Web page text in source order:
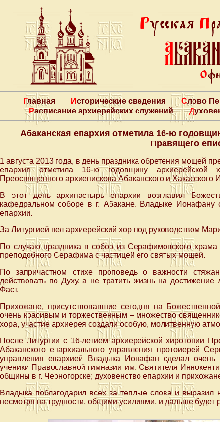
Главная Исторические сведения
Слово
Расписание архиерейских служений
Абаканская епархия отметила 16-ю
Правящего
1 августа 2013 года, в день праздника обретения мощей
епархия отметила 16-ю годовщину архиерейской
Преосвященного архиепископа Абаканского и Хакасского
В этот день архипастырь епархии возглавил
кафедральном соборе в г. Абакане. Владыке Ионафану
епархии.
За Литургией пел архиерейский хор под руководством
По случаю праздника в собор из Серафимовского
преподобного Серафима с частицей его святых мощей.
По запричастном стихе проповедь о важности
действовать по Духу, а не тратить жизнь на
Фаст.
Прихожане, присутствовавшие сегодня на
очень красивым и торжественным – множество
хора, участие архиерея создали особую, молитвенную
После Литургии с 16-летием архиерейской хиротонии
Абаканского епархиального управления протоиерей
управления епархией Владыка Ионафан сделал очень
ученики Православной гимназии им. Святителя
общины в г. Черногорске; духовенство епархии и
Владыка поблагодарил всех за теплые слова и выразил
несмотря на трудности, общими усилиями, и дальше будет